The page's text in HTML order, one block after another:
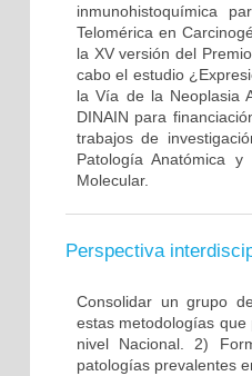
inmunohistoquímica
Telomérica en
la XV versión del
cabo el estudio
la Vía de la Neoplasia
DINAIN para
trabajos de
Patología Anatómica
Molecular.
Perspectiva
Consolidar un grupo
estas metodologías
nivel Nacional. 2)
patologías prevalentes